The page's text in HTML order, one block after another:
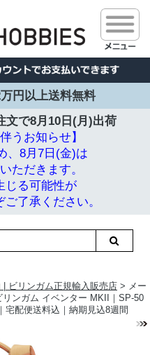
円以上送料無料
文で8月10日(月)出荷
うお知らせ】
、8月7日(金)は
ただきます。
じる可能性が
了承ください。
| ビリンガム正規輸入販売店 > メー
ンガム イベンター MKII｜SP-50
配便送料込｜納期見込8週間